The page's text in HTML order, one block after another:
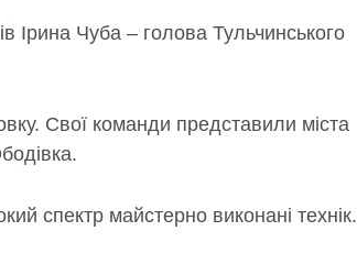
Ірина Чуба – голова Тульчинського
Свої команди представили міста
спектр майстерно виконані технік.